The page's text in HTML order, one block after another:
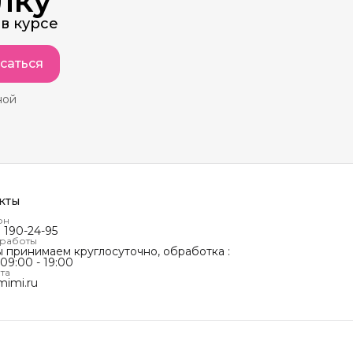
курсе
190-24-95
принимаем круглосуточно, обработка :
- 19:00